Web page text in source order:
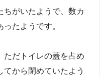
ちがいたようで、数カ
ったようです。
ただトイレの蓋を占め
てから閉めていたよう